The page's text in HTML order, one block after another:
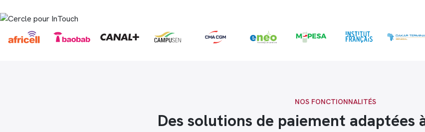
NOS FONCTIONNALITÉS
Des solutions de paiement adaptées